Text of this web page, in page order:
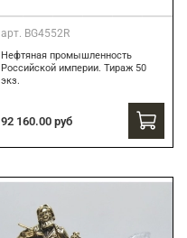
арт. BG4552R
Нефтяная промышленность
Российской империи. Тираж 50
экз.
92 160.00 руб